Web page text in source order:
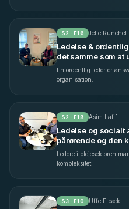
S2 · E16 Jette Runchel
Ledelse &
det samme som at
Jette Runchel (S2
En ordentlig leder er
organisation.
S2 · E18 Asim Latif
Ledelse og socialt
pårørende og den
også af stor
Latif (S2 E18)
Ledere i plejesektoren
kompleksitet.
S3 · E10 Uffe Elbæk